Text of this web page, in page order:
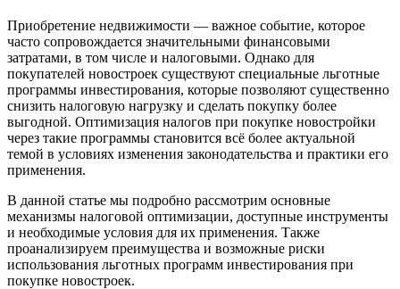
Приобретение недвижимости — важное событие, которое
часто сопровождается значительными финансовыми
затратами, в том числе и налоговыми. Однако для
покупателей новостроек существуют специальные льготные
программы инвестирования, которые позволяют существенно
снизить налоговую нагрузку и сделать покупку более
выгодной. Оптимизация налогов при покупке новостройки
через такие программы становится всё более актуальной
темой в условиях изменения законодательства и практики его
применения.
В данной статье мы подробно рассмотрим основные
механизмы налоговой оптимизации, доступные инструменты
и необходимые условия для их применения. Также
проанализируем преимущества и возможные риски
использования льготных программ инвестирования при
покупке новостроек.